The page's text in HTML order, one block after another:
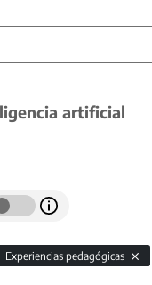
artificial
Experiencias pedagógicas